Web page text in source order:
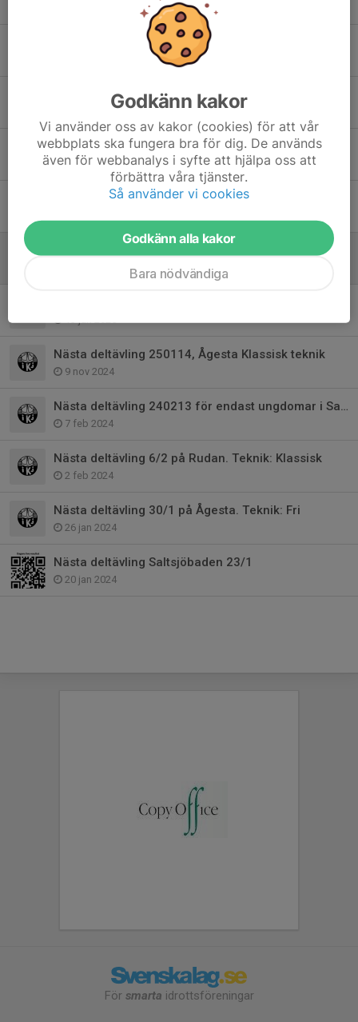
Söderskidan 13/1-Inställd!
Saltsjöbaden 11/2 !
Rudan 4/2!
2 feb 2025
Ågesta 28/1!
Nästa deltävling 250114, Ågesta Klassisk teknik
9 nov 2024
Nästa deltävling 240213 för endast ungdomar i Saltsjöbaden
7 feb 2024
Nästa deltävling 6/2 på Rudan. Teknik: Klassisk
2 feb 2024
Nästa deltävling 30/1 på Ågesta. Teknik: Fri
26 jan 2024
Nästa deltävling Saltsjöbaden 23/1
20 jan 2024
För smarta idrottsföreningar
Godkänn kakor
Vi använder oss av kakor (cookies) för att vår
webbplats ska fungera bra för dig. De används
även för webbanalys i syfte att hjälpa oss att
förbättra våra tjänster.
Så använder vi cookies
Godkänn alla kakor
Bara nödvändiga